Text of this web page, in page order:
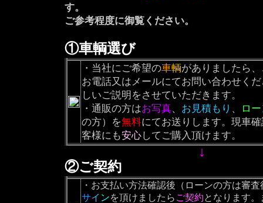
す。
ご参考程度に御覧ください。
①車輌選び
・当社にご希望の車輌がありましたら
お電話又はメールにてお問い合わせく
しいご説明をさせていただきます。
・通販の方はお写真、 お見積もり 、
ロ
の方）を無料にてお送りします。現車
客様にも安心してご購入頂けます。
↓
②ご契約
・お支払い方法確認後（ローンの方は審
サイ ンを頂けましたら ご契約となります。